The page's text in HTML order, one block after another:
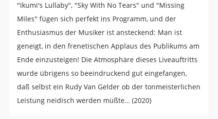
"Ikumi's Lullaby", "Sky With No Tears" und "Missing
Miles" fügen sich perfekt ins Programm, und der
Enthusiasmus der Musiker ist ansteckend: Man ist
geneigt, in den frenetischen Applaus des Publikums am
Ende einzusteigen! Die Atmosphäre dieses Liveauftritts
wurde übrigens so beeindruckend gut eingefangen,
daß selbst ein Rudy Van Gelder ob der tonmeisterlichen
Leistung neidisch werden müßte… (2020)